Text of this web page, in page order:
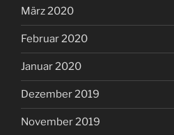
März 2020
Februar 2020
Januar 2020
Dezember 2019
November 2019